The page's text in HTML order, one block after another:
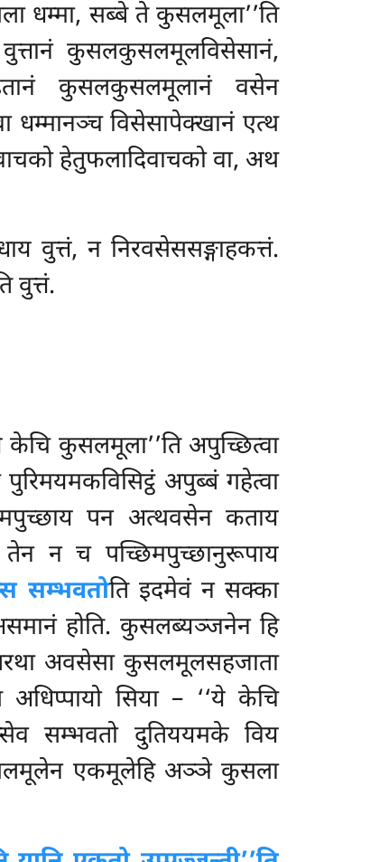
धम्मा, सब्बे ते कुसलमूला’’ति
कुसलकुसलमूलविसेसानं,
कुसलकुसलमूलानं वसेन
धम्मानञ्च विसेसापेक्खानं एत्थ
हेतुफलादिवाचको वा, अथ
वुत्तं, न निरवसेससङ्गाहकत्तं.
वुत्तं.
कुसलमूला’’ति अपुच्छित्वा
अपुब्बं गहेत्वा
पन अत्थवसेन कताय
तेन न च पच्छिमपुच्छानुरूपाय
सम्भवतोति इदमेवं न सक्का
होति. कुसलब्यञ्जनेन हि
अवसेसा कुसलमूलसहजाता
सिया – ‘‘ये केचि
सम्भवतो दुतिययमके विय
एकमूलेहि अञ्ञे कुसला